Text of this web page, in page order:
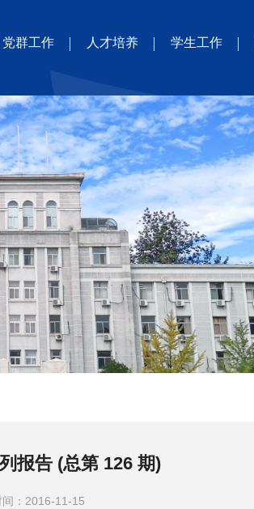
党群工作 人才培养 学生工作
报告 (总第 126 期)
间：2016-11-15